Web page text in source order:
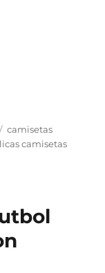
Etiquetas
camisetas
camisetas